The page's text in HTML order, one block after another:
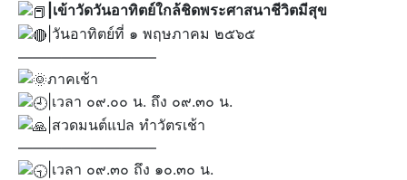
|เข้าวัดวันอาทิตย์ใกล้ชิดพระศาสนาชีวิตมีสุข
|วันอาทิตย์ที่ ๑ พฤษภาคม ๒๕๖๕
—————————–
ภาคเช้า
|เวลา ๐๙.๐๐ น. ถึง ๐๙.๓๐ น.
|สวดมนต์แปล ทำวัตรเช้า
—————————–
|เวลา ๐๙.๓๐ ถึง ๑๐.๓๐ น.